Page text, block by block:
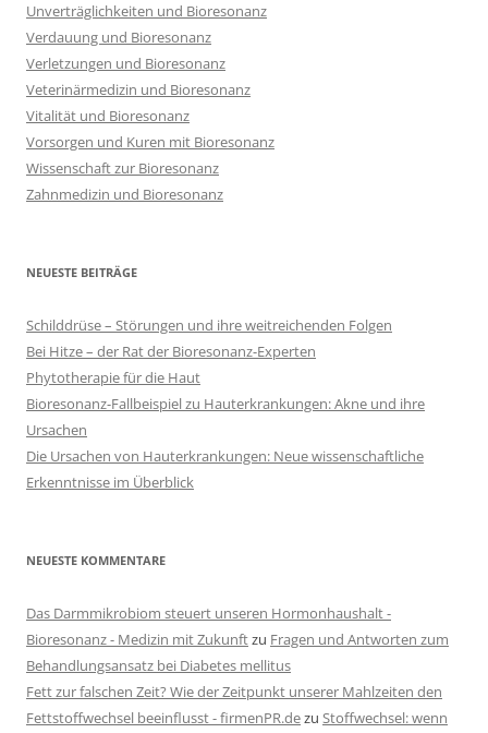
Unverträglichkeiten und Bioresonanz
Verdauung und Bioresonanz
Verletzungen und Bioresonanz
Veterinärmedizin und Bioresonanz
Vitalität und Bioresonanz
Vorsorgen und Kuren mit Bioresonanz
Wissenschaft zur Bioresonanz
Zahnmedizin und Bioresonanz
NEUESTE BEITRÄGE
Schilddrüse – Störungen und ihre weitreichenden Folgen
Bei Hitze – der Rat der Bioresonanz-Experten
Phytotherapie für die Haut
Bioresonanz-Fallbeispiel zu Hauterkrankungen: Akne und ihre
Ursachen
Die Ursachen von Hauterkrankungen: Neue wissenschaftliche
Erkenntnisse im Überblick
NEUESTE KOMMENTARE
Das Darmmikrobiom steuert unseren Hormonhaushalt -
Bioresonanz - Medizin mit Zukunftzu Fragen und Antworten zum
Behandlungsansatz bei Diabetes mellitus
Fett zur falschen Zeit? Wie der Zeitpunkt unserer Mahlzeiten den
Fettstoffwechsel beeinflusst - firmenPR.dezu Stoffwechsel: wenn